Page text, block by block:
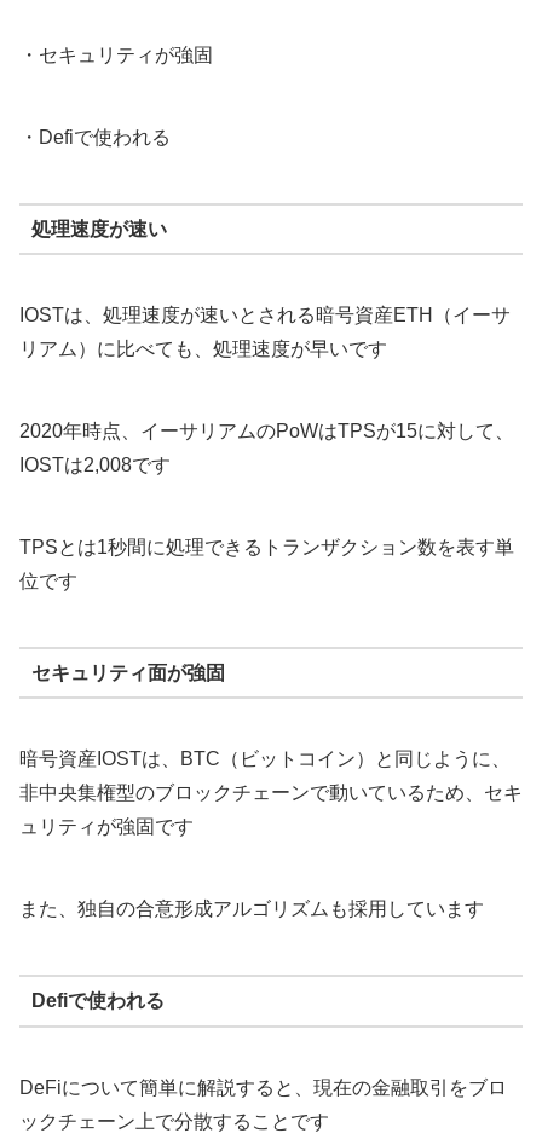
・セキュリティが強固
・Defiで使われる
処理速度が速い
IOSTは、処理速度が速いとされる暗号資産ETH（イーサ
リアム）に比べても、処理速度が早いです
2020年時点、イーサリアムのPoWはTPSが15に対して、
IOSTは2,008です
TPSとは1秒間に処理できるトランザクション数を表す単
位です
セキュリティ面が強固
暗号資産IOSTは、BTC（ビットコイン）と同じように、
非中央集権型のブロックチェーンで動いているため、セキ
ュリティが強固です
また、独自の合意形成アルゴリズムも採用しています
Defiで使われる
DeFiについて簡単に解説すると、現在の金融取引をブロ
ックチェーン上で分散することです